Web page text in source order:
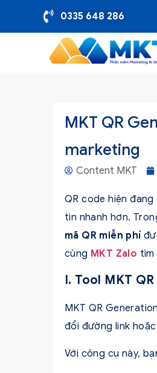
0335 648 286
MKT QR
marketing
Content MKT
QR code hiện
tin nhanh hơn.
mã QR miễn phí
cùng MKT Zalo tìm
I. Tool MKT
MKT QR
đổi đường link
Với công cụ này,